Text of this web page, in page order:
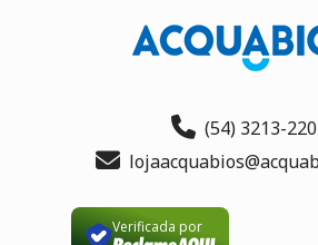
(54) 3213-
Verificada por